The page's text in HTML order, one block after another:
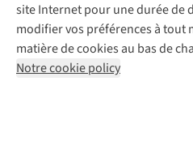
site Internet pour une durée de
modifier vos préférences à tout
matière de cookies au bas de
Notre cookie policy
Mentions légales
Conditions générales
AS Adventure Luxemburg SA,